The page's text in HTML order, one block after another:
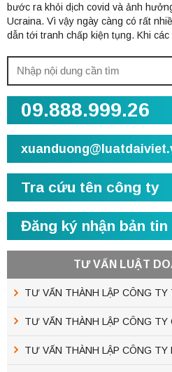
bước ra khỏi dịch covid và ảnh
Ucraina. Vì vậy ngày càng có rất
dẫn tới tranh chấp kiện tụng. Khi
kiếm:
09.888.999.26
Tra cứu tên công ty
Đăng ký nhận bản tin
TƯ VẤN LUẬT
TƯ VẤN THÀNH LẬP CÔNG TY
TƯ VẤN THÀNH LẬP CÔNG TY
TƯ VẤN THÀNH LẬP CÔNG TY